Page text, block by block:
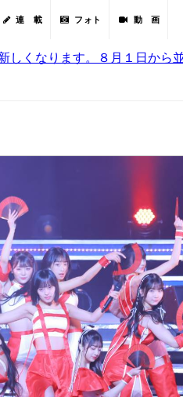
連 載 フォト 動 画
くなります。８月１日から